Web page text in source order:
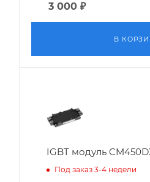
3 000 ₽
В
IGBT модуль
Под заказ 3-4 недели